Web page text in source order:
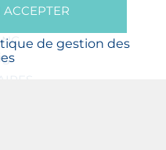
de gestion des